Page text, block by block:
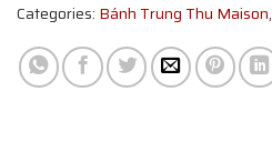
Categories: Bánh Trung Thu Maison,